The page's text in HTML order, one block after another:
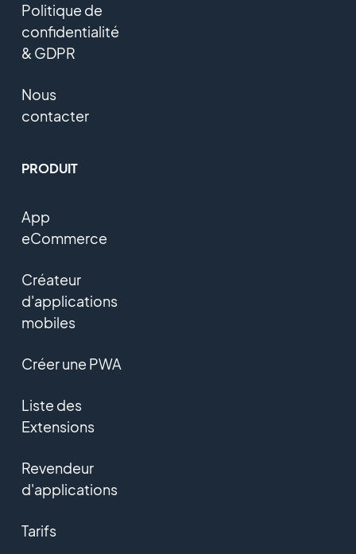
Politique de
confidentialité
& GDPR
Nous
contacter
PRODUIT
App
eCommerce
Créateur
d'applications
mobiles
Créer une PWA
Liste des
Extensions
Revendeur
d'applications
Tarifs